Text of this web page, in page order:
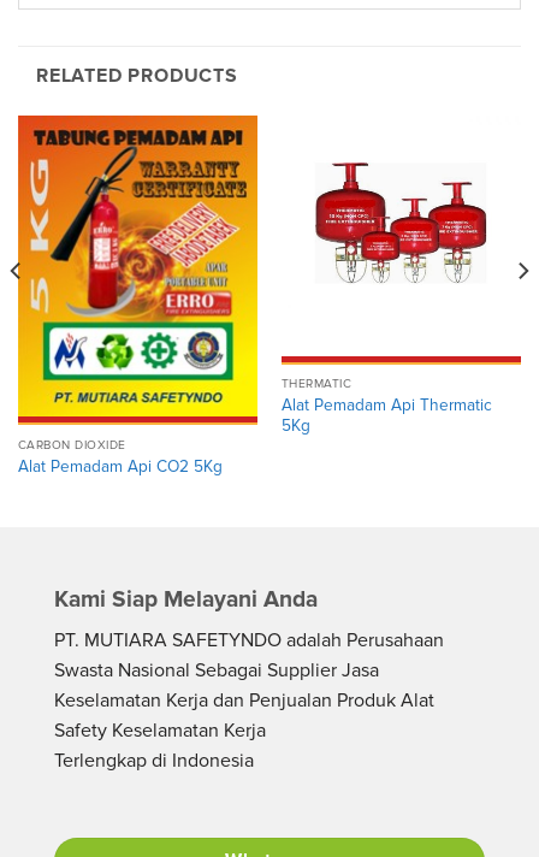
RELATED PRODUCTS
CARBON DIOXIDE
Alat Pemadam Api CO2 5Kg
THERMATIC
Alat Pemadam Api Thermatic
5Kg
Kami Siap Melayani Anda
PT. MUTIARA SAFETYNDO adalah Perusahaan
Swasta Nasional Sebagai Supplier Jasa
Keselamatan Kerja dan Penjualan Produk Alat
Safety Keselamatan Kerja
Terlengkap di Indonesia